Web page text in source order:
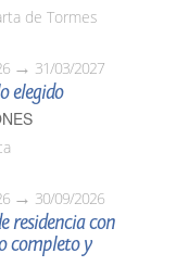
de Tormes
31/03/2027
elegido
30/09/2026
residencia con
completo y